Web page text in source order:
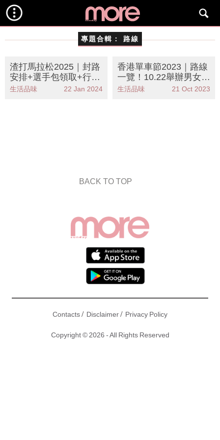
專題合輯： 路線
渣打馬拉松2025｜封路
安排+選手包領取+行李
寄存+天氣攻略
生活品味 22 Jan 2024
香港單車節2023｜路線
一覽！10.22舉辦男女子
公路繞圈賽/50公里/30
生活品味 21 Oct 2023
BACK TO TOP
Contacts/ Disclaimer/ Privacy Policy
Copyright © 2026 - All Rights Reserved